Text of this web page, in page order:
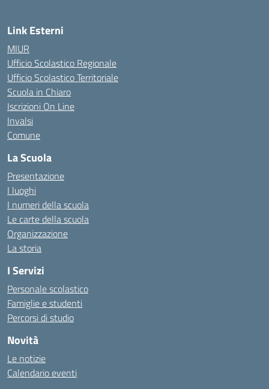
Link Esterni
MIUR
Ufficio Scolastico Regionale
Ufficio Scolastico Territoriale
Scuola in Chiaro
Iscrizioni On Line
Invalsi
Comune
La Scuola
Presentazione
I luoghi
I numeri della scuola
Le carte della scuola
Organizzazione
La storia
I Servizi
Personale scolastico
Famiglie e studenti
Percorsi di studio
Novità
Le notizie
Calendario eventi